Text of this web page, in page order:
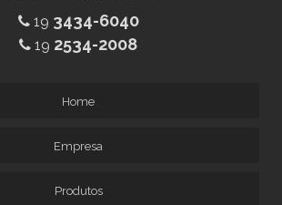
19 3434-6040
19 2534-2008
Home
Empresa
Produtos